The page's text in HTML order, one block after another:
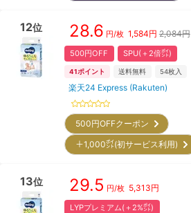
12位 28.6 円/枚 1,584円 2,084円
500円OFF SPU(＋2倍㌽)
41ポイント 送料無料 54枚入
楽天24 Express (Rakuten)
500円OFFクーポン
＋1,000㌽(初サービス利用)
13位 29.5 円/枚 5,313円
LYPプレミアム(＋2%㌽)